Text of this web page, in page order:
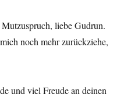
liebe Gudrun.
noch mehr zurückziehe,
und viel Freude an deinen